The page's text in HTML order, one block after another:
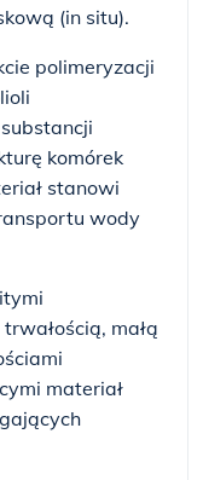
(in situ).
polimeryzacji
komórek
stanowi
wody
małą
materiał